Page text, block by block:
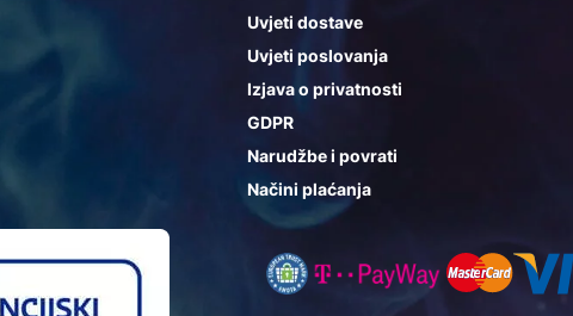
Uvjeti dostave
Uvjeti poslovanja
Izjava o privatnosti
GDPR
Narudžbe i povrati
Načini plaćanja